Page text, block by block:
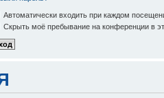
Автоматически входить при каждом
Скрыть моё пребывание на конференции в